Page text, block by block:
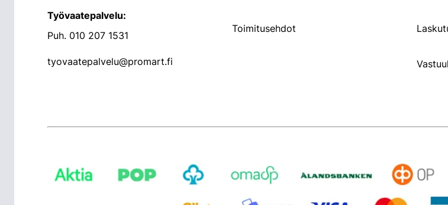
Työvaatepalvelu:
Puh. 010 207 1531
tyovaatepalvelu@promart.fi
Toimitusehdot